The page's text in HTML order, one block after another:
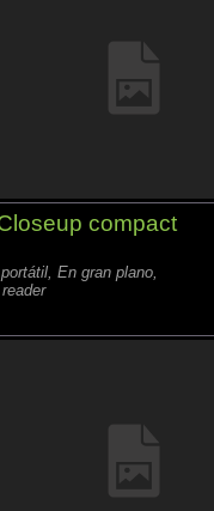
compact
En gran plano,